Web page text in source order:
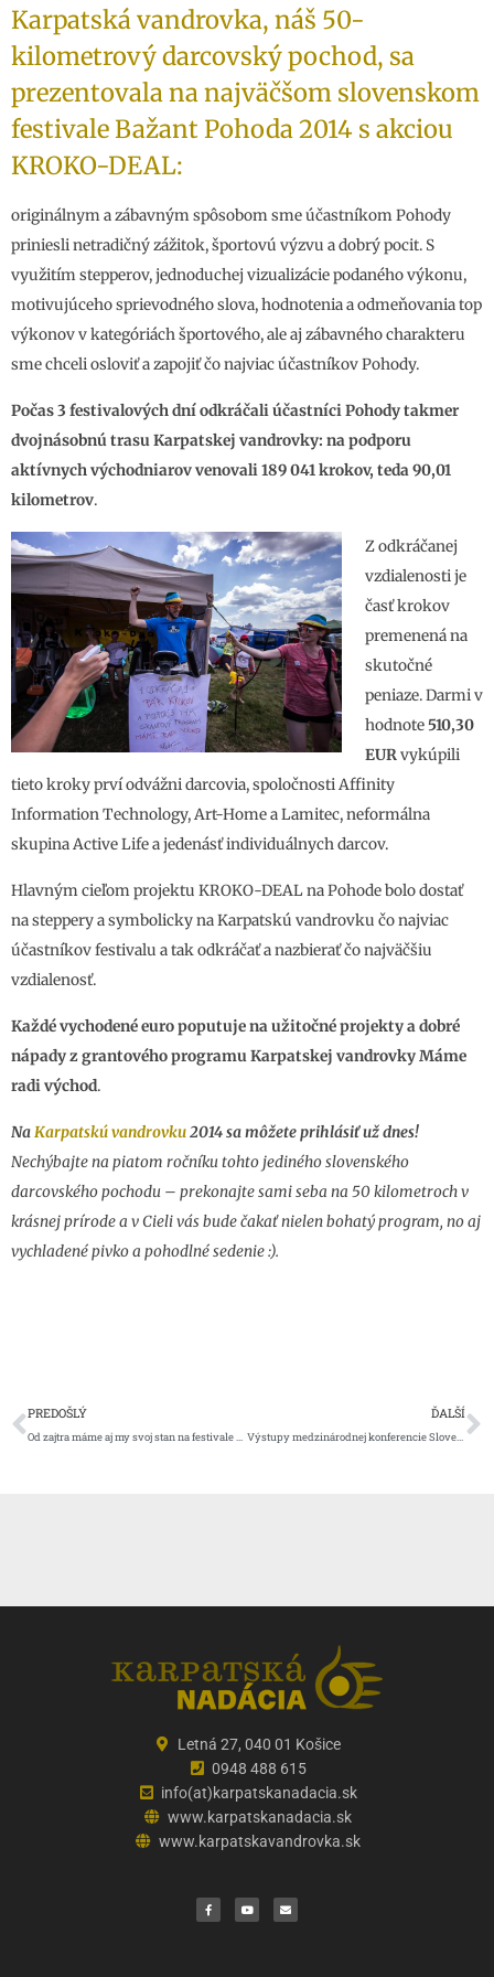
Karpatská vandrovka, náš 50-
kilometrový darcovský pochod, sa
prezentovala na najväčšom slovenskom
festivale Bažant Pohoda 2014 s akciou
KROKO-DEAL:
originálnym a zábavným spôsobom sme účastníkom Pohody
priniesli netradičný zážitok, športovú výzvu a dobrý pocit. S
využitím stepperov, jednoduchej vizualizácie podaného výkonu,
motivujúceho sprievodného slova, hodnotenia a odmeňovania top
výkonov v kategóriách športového, ale aj zábavného charakteru
sme chceli osloviť a zapojiť čo najviac účastníkov Pohody.
Počas 3 festivalových dní odkráčali účastníci Pohody takmer
dvojnásobnú trasu Karpatskej vandrovky: na podporu
aktívnych východniarov venovali 189 041 krokov, teda 90,01
kilometrov.
Z odkráčanej
vzdialenosti je
časť krokov
premenená na
skutočné
peniaze. Darmi v
hodnote510,30
EURvykúpili
tieto kroky prví odvážni darcovia, spoločnosti Affinity
Information Technology, Art-Home a Lamitec, neformálna
skupina Active Life a jedenásť individuálnych darcov.
Hlavným cieľom projektu KROKO-DEAL na Pohode bolo dostať
na steppery a symbolicky na Karpatskú vandrovku čo najviac
účastníkov festivalu a tak odkráčať a nazbierať čo najväčšiu
vzdialenosť.
Každé vychodené euro poputuje na užitočné projekty a dobré
nápady z grantového programu Karpatskej vandrovky Máme
radi východ.
NaKarpatskú vandrovku2014 sa môžete prihlásiť už dnes!
Nechýbajte na piatom ročníku tohto jediného slovenského
darcovského pochodu – prekonajte sami seba na 50 kilometroch v
krásnej prírode a v Cieli vás bude čakať nielen bohatý program, no aj
vychladené pivko a pohodlné sedenie :).
Prev
PREDOŠLÝ
Od zajtra máme aj my svoj stan na festivale Bažant Pohoda 2014!
ĎALŠÍ
Výstupy medzinárodnej konferencie Slovensko – Ukrajina
Letná 27, 040 01 Košice
0948 488 615
info(at)karpatskanadacia.sk
www.karpatskanadacia.sk
www.karpatskavandrovka.sk
c
e
b
t
u
e
l